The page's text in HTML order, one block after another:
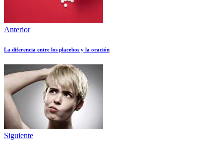
Anterior
La diferencia entre los placebos y la oración
Siguiente